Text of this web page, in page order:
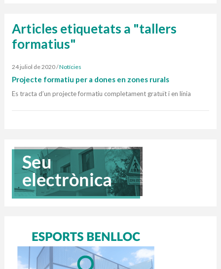
Articles etiquetats a "tallers
formatius"
24 juliol de 2020/Notícies
Projecte formatiu per a dones en zones rurals
Es tracta d’un projecte formatiu completament gratuït i en línia